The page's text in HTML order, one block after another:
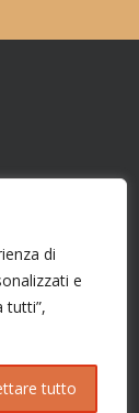
di
e
tutti”,
tutto